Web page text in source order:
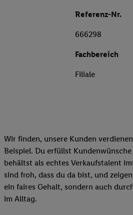
Referenz-Nr.
666298
Fachbereich
Filiale
Wir finden, unsere Kunden
Beispiel. Du erfüllst
behältst als echtes Verkaufstalent
sind froh, dass du da bist, und
ein faires Gehalt, sondern auch
im Alltag.